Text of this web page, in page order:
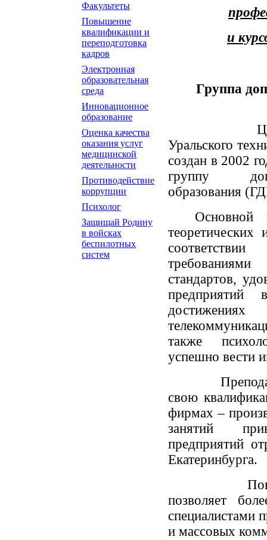
Факультеты
Повышение
квалификации и
переподготовка
кадров
Электронная
образовательная
среда
Инновационное
образование
Оценка качества
оказания услуг
медицинской
деятельности
Противодействие
коррупции
Психолог
Защищай Родину
в войсках
беспилотных
систем
и
Группа
Центр
Уральского
создан в 2002
группу
образования
Основной
теоретических
стандартов,
также
успешно вести
свою
фирмах –
занятий
предприятий
Екатеринбурга.
Повышение
позволяет
специалистами
и массовых